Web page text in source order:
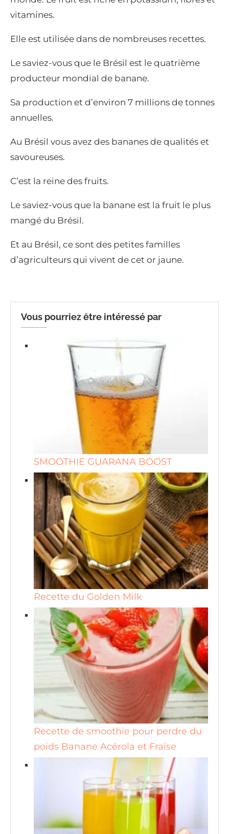
vitamines.
Elle est utilisée dans de nombreuses recettes.
Le saviez-vous que le Brésil est le quatrième
producteur mondial de banane.
Sa production et d’environ 7 millions de tonnes
annuelles.
Au Brésil vous avez des bananes de qualités et
savoureuses.
C’est la reine des fruits.
Le saviez-vous que la banane est la fruit le plus
mangé du Brésil.
Et au Brésil, ce sont des petites familles
d’agriculteurs qui vivent de cet or jaune.
Vous pourriez être intéressé par
SMOOTHIE GUARANA BOOST
Recette du Golden Milk
Recette de smoothie pour perdre du
poids Banane Acérola et Fraise